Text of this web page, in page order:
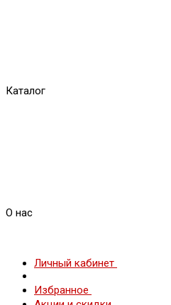
Каталог
О нас
Личный кабинет
Избранное